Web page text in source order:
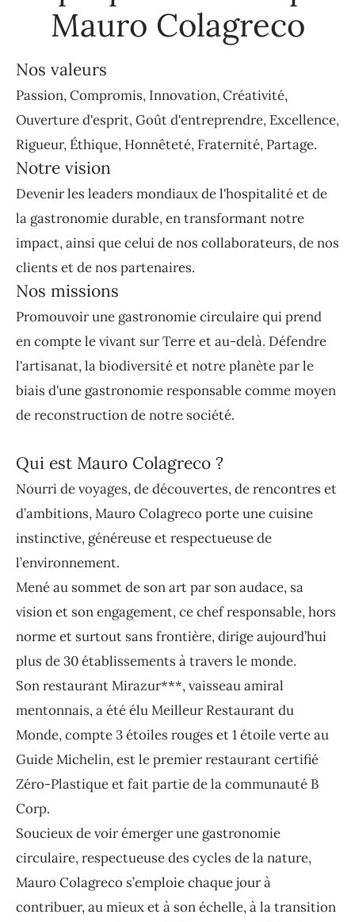
Mauro Colagreco
Nos valeurs
Passion, Compromis, Innovation, Créativité,
Ouverture d'esprit, Goût d'entreprendre, Excellence,
Rigueur, Éthique, Honnêteté, Fraternité, Partage.
Notre vision
Devenir les leaders mondiaux de l'hospitalité et de
la gastronomie durable, en transformant notre
impact, ainsi que celui de nos collaborateurs, de nos
clients et de nos partenaires.
Nos missions
Promouvoir une gastronomie circulaire qui prend
en compte le vivant sur Terre et au-delà. Défendre
l'artisanat, la biodiversité et notre planète par le
biais d'une gastronomie responsable comme moyen
de reconstruction de notre société.
Qui est Mauro Colagreco ?
Nourri de voyages, de découvertes, de rencontres et
d’ambitions, Mauro Colagreco porte une cuisine
instinctive, généreuse et respectueuse de
l’environnement.
Mené au sommet de son art par son audace, sa
vision et son engagement, ce chef responsable, hors
norme et surtout sans frontière, dirige aujourd’hui
plus de 30 établissements à travers le monde.
Son restaurant Mirazur***, vaisseau amiral
mentonnais, a été élu Meilleur Restaurant du
Monde, compte 3 étoiles rouges et 1 étoile verte au
Guide Michelin, est le premier restaurant certifié
Zéro-Plastique et fait partie de la communauté B
Corp.
Soucieux de voir émerger une gastronomie
circulaire, respectueuse des cycles de la nature,
Mauro Colagreco s’emploie chaque jour à
contribuer, au mieux et à son échelle, à la transition